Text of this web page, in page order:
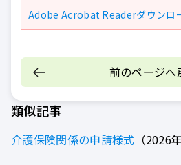
Adobe Acrobat Readerダウンロ
前のページへ
類似記事
介護保険関係の申請様式 2026